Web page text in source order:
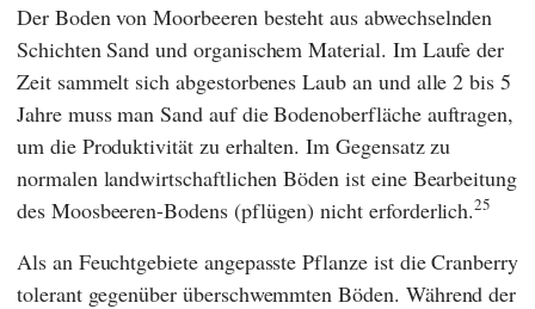
Der Boden von Moorbeeren besteht aus abwechselnden
Schichten Sand und organischem Material. Im Laufe der
Zeit sammelt sich abgestorbenes Laub an und alle 2 bis 5
Jahre muss man Sand auf die Bodenoberfläche auftragen,
um die Produktivität zu erhalten. Im Gegensatz zu
normalen landwirtschaftlichen Böden ist eine Bearbeitung
des Moosbeeren-Bodens (pflügen) nicht erforderlich.25
Als an Feuchtgebiete angepasste Pflanze ist die Cranberry
tolerant gegenüber überschwemmten Böden. Während der